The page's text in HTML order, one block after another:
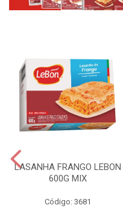
LASANHA FRANGO LEBON
600G MIX
Código: 3681